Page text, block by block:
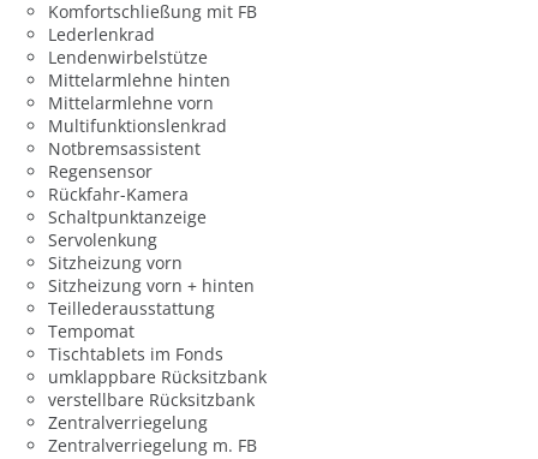
Komfortschließung mit FB
Lederlenkrad
Lendenwirbelstütze
Mittelarmlehne hinten
Mittelarmlehne vorn
Multifunktionslenkrad
Notbremsassistent
Regensensor
Rückfahr-Kamera
Schaltpunktanzeige
Servolenkung
Sitzheizung vorn
Sitzheizung vorn + hinten
Teillederausstattung
Tempomat
Tischtablets im Fonds
umklappbare Rücksitzbank
verstellbare Rücksitzbank
Zentralverriegelung
Zentralverriegelung m. FB